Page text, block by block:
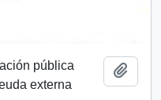
pública
externa
Add